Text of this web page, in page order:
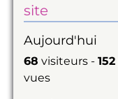
site
Aujourd'hui
68 visiteurs -152
vues